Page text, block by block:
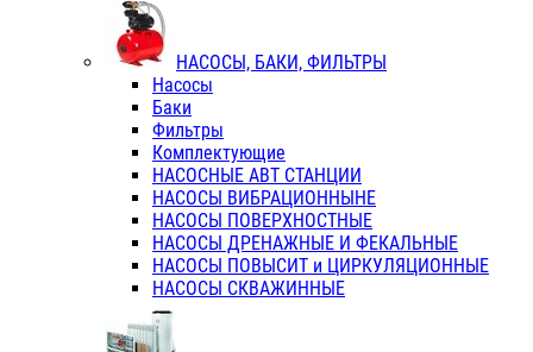
НАСОСЫ, БАКИ, ФИЛЬТРЫ
Насосы
Баки
Фильтры
Комплектующие
НАСОСНЫЕ АВТ СТАНЦИИ
НАСОСЫ ВИБРАЦИОННЫНЕ
НАСОСЫ ПОВЕРХНОСТНЫЕ
НАСОСЫ ДРЕНАЖНЫЕ И ФЕКАЛЬНЫЕ
НАСОСЫ ПОВЫСИТ и ЦИРКУЛЯЦИОННЫЕ
НАСОСЫ СКВАЖИННЫЕ